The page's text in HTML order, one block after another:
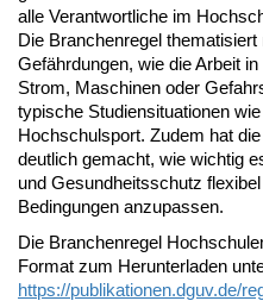
alle Verantwortliche im
Die Branchenregel
Gefährdungen, wie die Arbeit
Strom, Maschinen oder
typische Studiensituationen
Hochschulsport. Zudem hat
deutlich gemacht, wie wichtig
und Gesundheitsschutz
Bedingungen anzupassen.
Die Branchenregel
Format zum Herunterladen
https://publikationen.dguv.de/